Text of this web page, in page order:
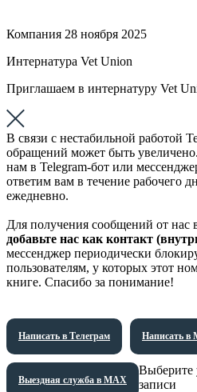
Компания 28 ноября 2025
Интернатура Vet Union
Приглашаем в интернатуру Vet
В связи с нестабильной работой
обращений может быть
нам в Telegram-бот или
ответим вам в течение рабочего
ежедневно.
Для получения сообщений от
добавьте нас как контакт
мессенджер периодически
пользователям, у которых этот
книге. Спасибо за понимание!
Написать в Телеграм Написать
Выездная служба в МАХ
Выберите
записи